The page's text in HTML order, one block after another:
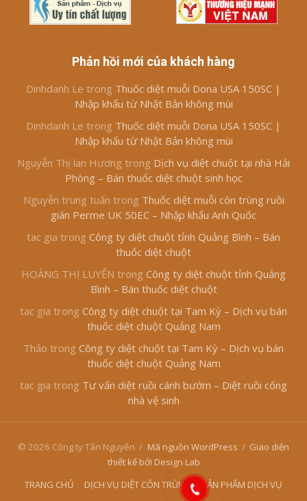
Phản hồi mới của khách hàng
Dinhdanh Le trong Thuốc diệt muỗi Dona USA 150SC |
Nhập khẩu từ Nhật Bản không mùi
Dinhdanh Le trong Thuốc diệt muỗi Dona USA 150SC |
Nhập khẩu từ Nhật Bản không mùi
Nguyễn Thị lan Hương trong Dịch vụ diệt chuột tại nhà Hải
Phòng – Bán thuốc diệt chuột sinh học
Nguyễn trung tuấn trong Thuốc diệt muỗi côn trùng ruồi
gián Perme UK 50EC – Nhập khẩu Anh Quốc
tac gia trong Công ty diệt chuột tỉnh Quảng Bình – Bán
thuốc diệt chuột
HOÀNG THỊ LUYẾN trong Công ty diệt chuột tỉnh Quảng
Bình – Bán thuốc diệt chuột
tac gia trong Công ty diệt chuột tại Tam Kỳ – Dịch vụ bán
thuốc diệt chuột Quảng Nam
Thảo trong Công ty diệt chuột tại Tam Kỳ – Dịch vụ bán
thuốc diệt chuột Quảng Nam
tac gia trong Tư vấn diệt ruồi cánh bướm – Diệt ruồi cống
nhà vệ sinh
© 2026 Công ty Tân Nguyên / Mã nguồn WordPress / Giao diện
thiết kế bởi Design Lab
TRANG CHỦ
DỊCH VỤ DIỆT CÔN TRÙNG SẢN PHẨM DỊCH VỤ